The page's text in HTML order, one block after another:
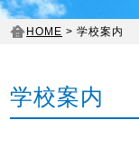
HOME 学校案内
学校案内